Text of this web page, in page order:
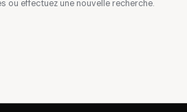
ou effectuez une nouvelle recherche.